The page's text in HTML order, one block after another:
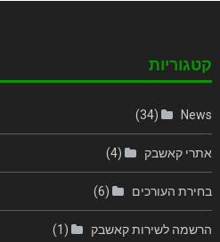
קטגוריות
News
(34)
אתרי קאשבק (4)
בחירת העורכים (6)
הרשמה לשירות קאשבק (1)